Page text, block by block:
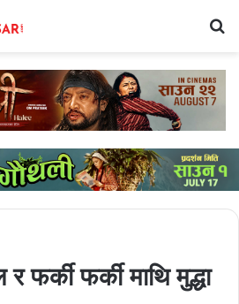
फर्की फर्की माथि मुद्धा